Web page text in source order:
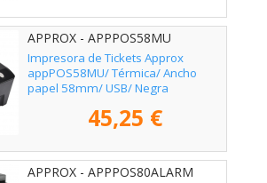
APPROX - APPPOS58MU
Impresora de Tickets Approx
appPOS58MU/ Térmica/ Ancho
papel 58mm/ USB/ Negra
45,25 €
APPROX - APPPOS80ALARM